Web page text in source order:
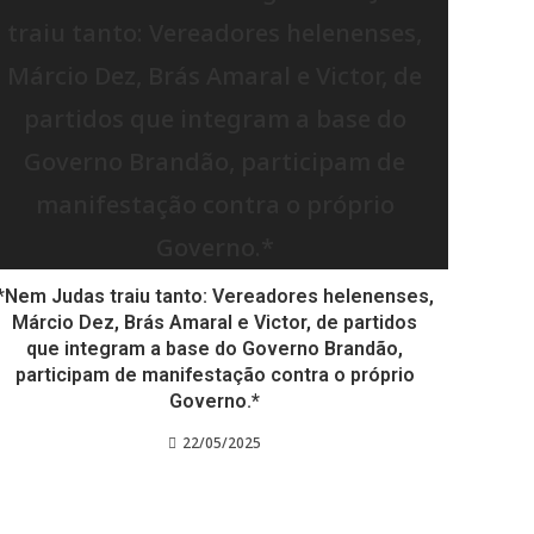
Judas traiu tanto: Vereadores helenenses,
Márcio Dez, Brás Amaral e Victor, de partidos
que integram a base do Governo Brandão,
participam de manifestação contra o próprio
Governo.*
22/05/2025